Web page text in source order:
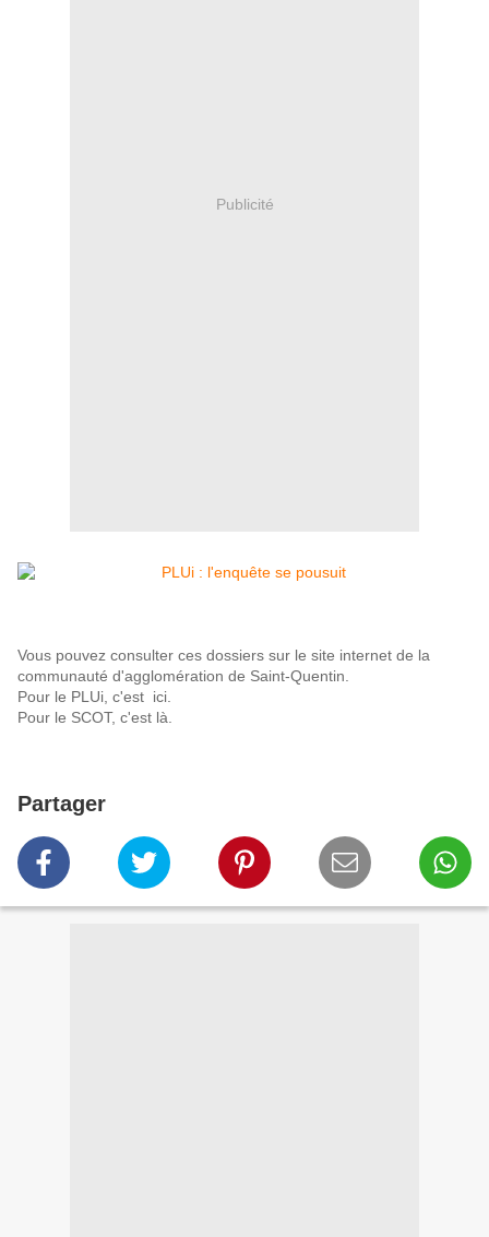
Publicité
Vous pouvez consulter ces dossiers sur le site internet de la
communauté d'agglomération de Saint-Quentin.
Pour le PLUi, c'est ici
Pour le SCOT, c'est là
Partager